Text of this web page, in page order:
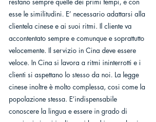
esse le similitudini. E’ necessario adattarsi alla
clientela cinese e ai suoi ritmi. Il cliente va
accontentato sempre e comunque e soprattutto
velocemente. Il servizio in Cina deve essere
veloce. In Cina si lavora a ritmi ininterrotti e i
clienti si aspettano lo stesso da noi. La legge
cinese inoltre è molto complessa, cosi come la
popolazione stessa. E’indispensabile
conoscere la lingua e essere in grado di